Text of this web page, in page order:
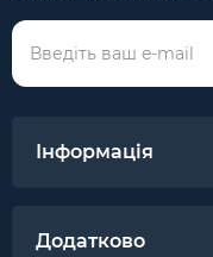
Інформація
Додатково